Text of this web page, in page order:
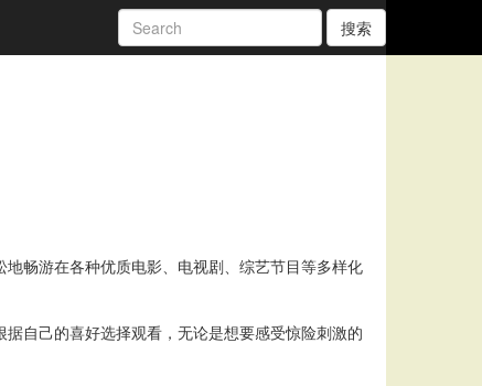
搜索
畅游在各种优质电影、电视剧、综艺节目等多样化
自己的喜好选择观看，无论是想要感受惊险刺激的